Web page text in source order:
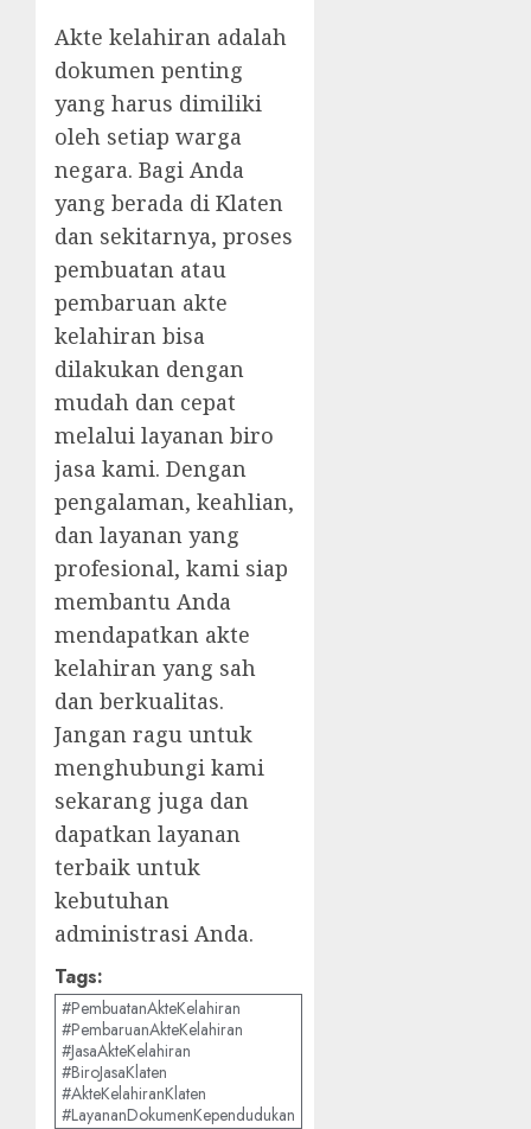
Akte kelahiran adalah
dokumen penting
yang harus dimiliki
oleh setiap warga
negara. Bagi Anda
yang berada di Klaten
dan sekitarnya, proses
pembuatan atau
pembaruan akte
kelahiran bisa
dilakukan dengan
mudah dan cepat
melalui layanan biro
jasa kami. Dengan
pengalaman, keahlian,
dan layanan yang
profesional, kami siap
membantu Anda
mendapatkan akte
kelahiran yang sah
dan berkualitas.
Jangan ragu untuk
menghubungi kami
sekarang juga dan
dapatkan layanan
terbaik untuk
kebutuhan
administrasi Anda.
Tags:
#PembuatanAkteKelahiran
#PembaruanAkteKelahiran
#JasaAkteKelahiran
#BiroJasaKlaten
#AkteKelahiranKlaten
#LayananDokumenKependudukan